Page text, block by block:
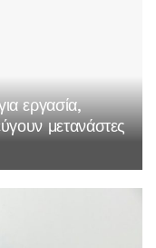
εργασία,
μετανάστες